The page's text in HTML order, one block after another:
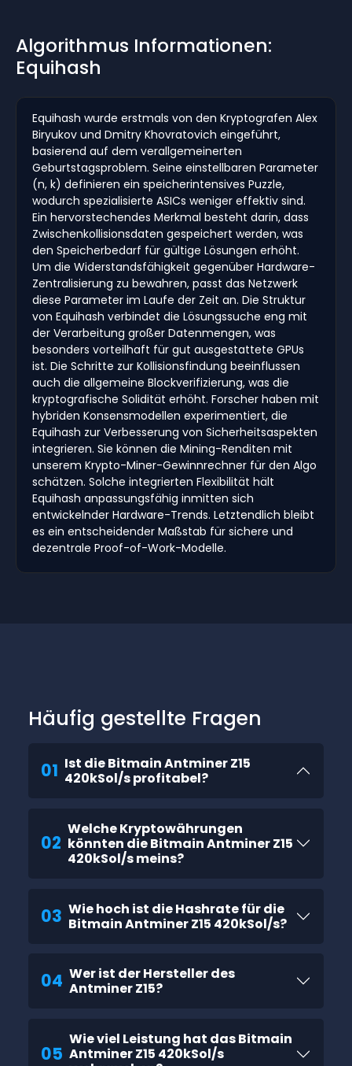
Algorithmus Informationen:
Equihash
Equihash wurde erstmals von den Kryptografen Alex
Biryukov und Dmitry Khovratovich eingeführt,
basierend auf dem verallgemeinerten
Geburtstagsproblem. Seine einstellbaren Parameter
(n, k) definieren ein speicherintensives Puzzle,
wodurch spezialisierte ASICs weniger effektiv sind.
Ein hervorstechendes Merkmal besteht darin, dass
Zwischenkollisionsdaten gespeichert werden, was
den Speicherbedarf für gültige Lösungen erhöht.
Um die Widerstandsfähigkeit gegenüber Hardware-
Zentralisierung zu bewahren, passt das Netzwerk
diese Parameter im Laufe der Zeit an. Die Struktur
von Equihash verbindet die Lösungssuche eng mit
der Verarbeitung großer Datenmengen, was
besonders vorteilhaft für gut ausgestattete GPUs
ist. Die Schritte zur Kollisionsfindung beeinflussen
auch die allgemeine Blockverifizierung, was die
kryptografische Solidität erhöht. Forscher haben mit
hybriden Konsensmodellen experimentiert, die
Equihash zur Verbesserung von Sicherheitsaspekten
integrieren. Sie können die Mining-Renditen mit
unserem Krypto-Miner-Gewinnrechner für den Algo
schätzen. Solche integrierten Flexibilität hält
Equihash anpassungsfähig inmitten sich
entwickelnder Hardware-Trends. Letztendlich bleibt
es ein entscheidender Maßstab für sichere und
dezentrale Proof-of-Work-Modelle.
Häufig gestellte Fragen
01 Ist die Bitmain Antminer Z15
420kSol/s profitabel?
02
Welche Kryptowährungen
könnten die Bitmain Antminer Z15
420kSol/s meins?
03 Wie hoch ist die Hashrate für die
Bitmain Antminer Z15 420kSol/s?
04 Wer ist der Hersteller des
Antminer Z15?
05
Wie viel Leistung hat das Bitmain
Antminer Z15 420kSol/s